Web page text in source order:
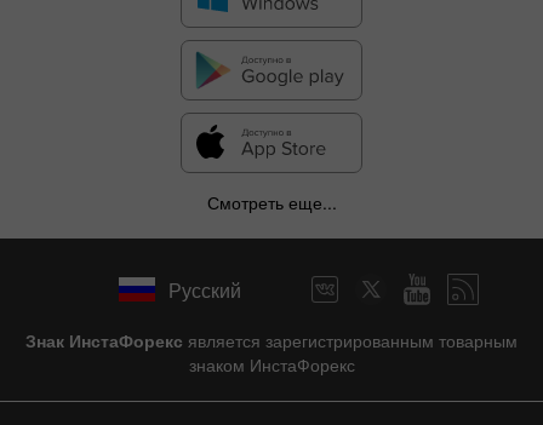
Смотреть еще...
Русский
Знак ИнстаФорекс является зарегистрированным товарным
знаком ИнстаФорекс